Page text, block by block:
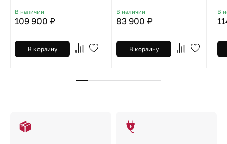
В наличии
109 900 ₽
В корзину
В наличии
83 900 ₽
В корзину
В